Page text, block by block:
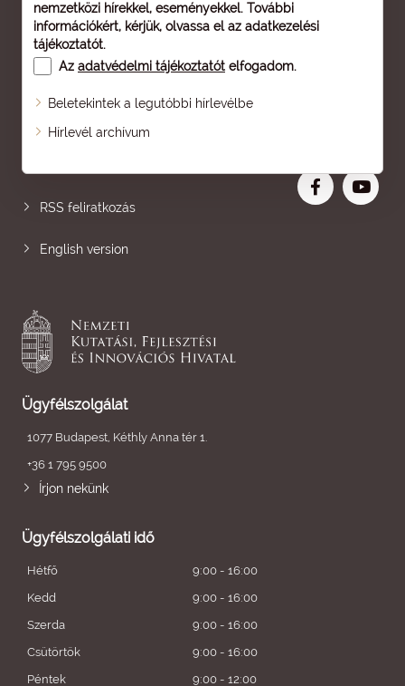
nemzetközi hírekkel, eseményekkel. További
információkért, kérjük, olvassa el az adatkezelési
tájékoztatót.
Az adatvédelmi tájékoztatót elfogadom.
Beletekintek a legutóbbi hírlevélbe
Hírlevél archívum
Oldaltérkép
RSS feliratkozás
English version
Ügyfélszolgálat
1077 Budapest, Kéthly Anna tér 1.
+36 1 795 9500
Írjon nekünk
Ügyfélszolgálati idő
Hétfő
9:00 - 16:00
Kedd
9:00 - 16:00
Szerda
9:00 - 16:00
Csütörtök
9:00 - 16:00
Péntek
9:00 - 12:00